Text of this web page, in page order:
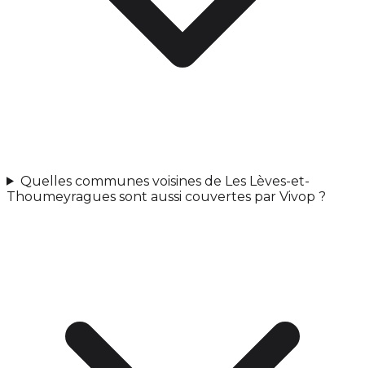
Quelles communes voisines de Les Lèves-et-
Thoumeyragues sont aussi couvertes par Vivop ?